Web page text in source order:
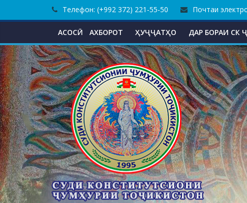
to
Телефон: (+992 372) 221-55-50 Почтаи
АСОСӢ АХБОРОТ ҲУҶҶАТҲО ДАР БОРАИ СК